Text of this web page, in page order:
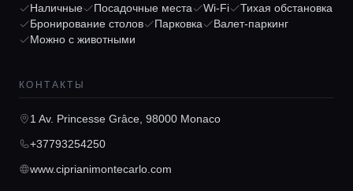
Главная
Локации
Гиды
Консьерж сервис
Наличные
Посадочные места Wi-Fi
Тихая обстановка
Бронирование столов
Парковка
Валет-паркинг
Можно с животными
КОНТАКТЫ
1 Av. Princesse Grâce, 98000 Monaco
+37793254250
www.ciprianimontecarlo.com